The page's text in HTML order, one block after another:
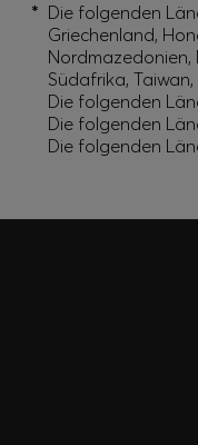
* Die folgenden
Griechenland,
Nordmazedonien,
Südafrika, Taiwan,
Die folgenden
Die folgenden
Die folgenden
Registriere